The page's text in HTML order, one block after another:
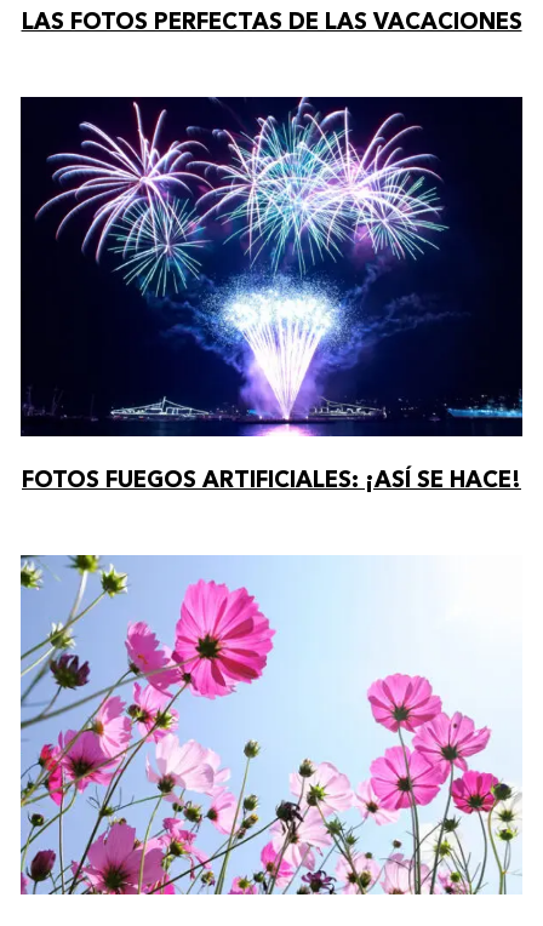
LAS FOTOS PERFECTAS DE LAS VACACIONES
FOTOS FUEGOS ARTIFICIALES: ¡ASÍ SE HACE!